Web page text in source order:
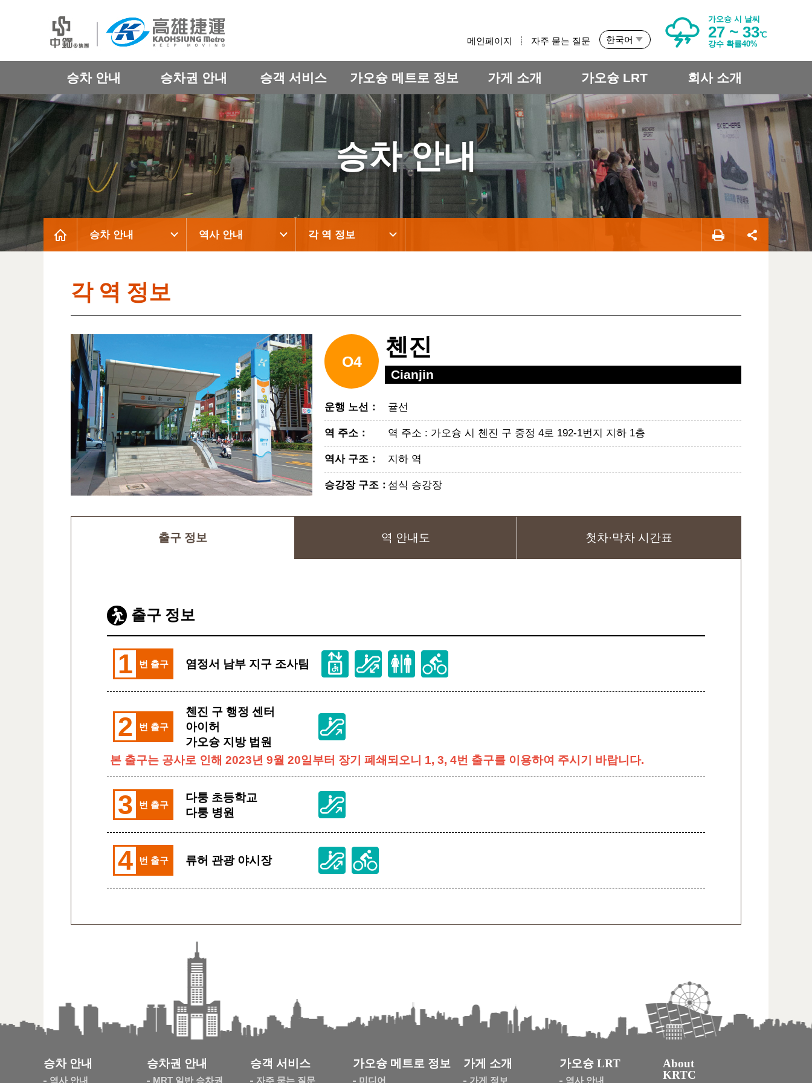
메인페이지 자주 묻는 질문 한국어
가오슝 시 날씨
27 ~ 33℃
강수 확률40%
승차 안내 승차권 안내 승객 서비스 가오슝 메트로 정보 가게 소개 가오슝 LRT 회사 소개
승차 안내
승차 안내 역사 안내 각 역 정보
각 역 정보
O4
첸진
Cianjin
운행 노선 ： 귤선
역 주소 ： 역 주소 : 가오슝 시 첸진 구 중정 4로 192-1번지 지하 1층
역사 구조 ： 지하 역
승강장 구조 ：섬식 승강장
출구 정보 역 안내도 첫차·막차 시간표
출구 정보
1 번 출구 염정서 남부 지구 조사팀
2 번 출구
첸진 구 행정 센터
아이허
가오슝 지방 법원
본 출구는 공사로 인해 2023년 9월 20일부터 장기 폐쇄되오니 1, 3, 4번 출구를 이용하여 주시기 바랍니다.
3 번 출구
다퉁 초등학교
다퉁 병원
4 번 출구 류허 관광 야시장
승차 안내
역사 안내
승차권 안내
MRT 일반 승차권
승객 서비스
자주 묻는 질문
가오슝 메트로 정보
미디어
가게 소개
가게 정보
가오슝 LRT
역사 안내
About
KRTC